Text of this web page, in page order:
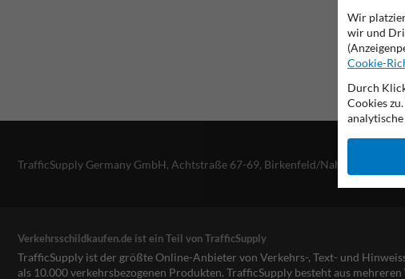
TrafficSupply Germany GmbH, Achtstraße 67-69, Birkenfeld/Nahe, DE
Verkehrsschildkaufen.de ist ein Teil von TrafficSupply
TrafficSupply ist der größte Online-Anbieter von Verkehrs-, Text- und
als 10.000 verkehrsbezogenen Produkten. TrafficSupply besteht aus
Wir
wir und
Cookie-
Durch
Cookies